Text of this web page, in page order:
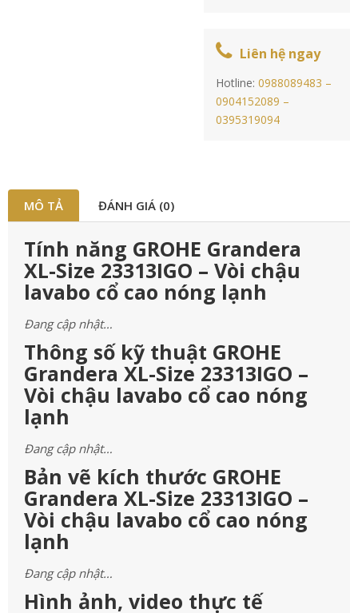
Liên hệ ngay
Hotline:0988089483 –
0904152089 –
0395319094
MÔ TẢ ĐÁNH GIÁ (0)
Tính năng GROHE Grandera
XL-Size 23313IGO – Vòi chậu
lavabo cổ cao nóng lạnh
Đang cập nhật…
Thông số kỹ thuật GROHE
Grandera XL-Size 23313IGO –
Vòi chậu lavabo cổ cao nóng
lạnh
Đang cập nhật…
Bản vẽ kích thước GROHE
Grandera XL-Size 23313IGO –
Vòi chậu lavabo cổ cao nóng
lạnh
Đang cập nhật…
Hình ảnh, video thực tế